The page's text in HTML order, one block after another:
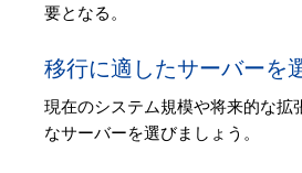
要となる。
移行に適したサーバーを
現在のシステム規模や将来的な拡
なサーバーを選びましょう。